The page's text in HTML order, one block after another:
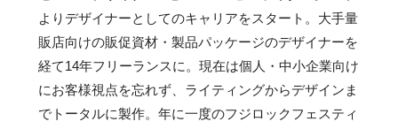
よりデザイナーとしてのキャリアをスタート。大手量
販店向けの販促資材・製品パッケージのデザイナーを
経て14年フリーランスに。現在は個人・中小企業向け
にお客様視点を忘れず、ライティングからデザインま
でトータルに製作。年に一度のフジロックフェスティ